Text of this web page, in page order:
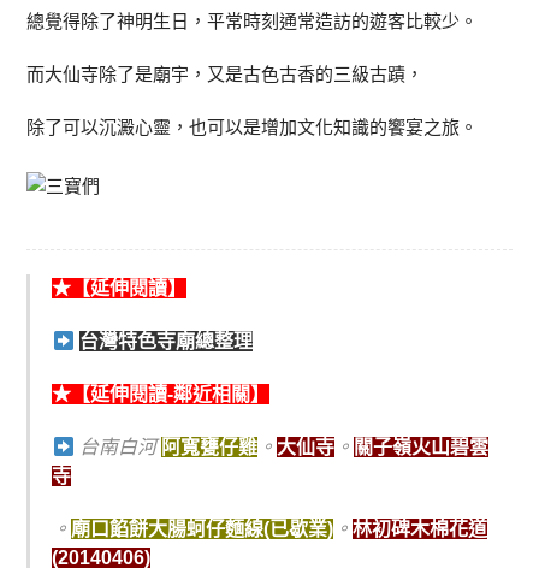
總覺得除了神明生日，平常時刻通常造訪的遊客比較少。
而大仙寺除了是廟宇，又是古色古香的三級古蹟，
除了可以沉澱心靈，也可以是增加文化知識的饗宴之旅。
★【延伸閱讀】
台灣特色寺廟總整理
★【延伸閱讀-鄰近相關】
台南白河 阿寬甕仔雞。 大仙寺。 關子嶺火山碧雲
寺
。 廟口餡餅大腸蚵仔麵線(已歇業) 。林初碑木棉花道
(20140406)